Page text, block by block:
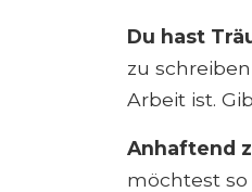
Du hast
zu
Arbeit ist.
Anhaftend
möchtest